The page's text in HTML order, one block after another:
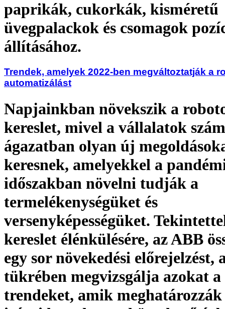
paprikák, cukorkák, kisméretű
üvegpalackok és csomagok
állításához.
Trendek, amelyek 2022-ben megváltoztatják a
automatizálást
Napjainkban növekszik a
kereslet, mivel a vállalatok
ágazatban olyan új
keresnek, amelyekkel a
időszakban növelni tudják a
termelékenységüket és
versenyképességüket.
kereslet élénkülésére, az ABB
egy sor növekedési előrejelzést,
tükrében megvizsgálja azokat
trendeket, amik